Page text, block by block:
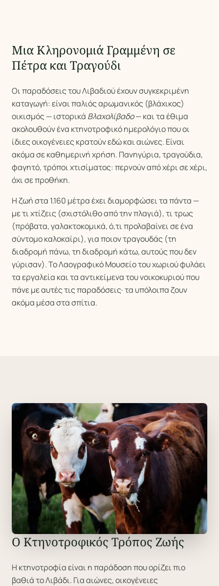
Μια Κληρονομιά Γραμμένη σε
Πέτρα και Τραγούδι
Οι παραδόσεις του Λιβαδιού έχουν συγκεκριμένη
καταγωγή: είναι παλιός αρωμανικός (βλάχικος)
οικισμός — ιστορικά Βλαχολίβαδο— και τα έθιμα
ακολουθούν ένα κτηνοτροφικό ημερολόγιο που οι
ίδιες οικογένειες κρατούν εδώ και αιώνες. Είναι
ακόμα σε καθημερινή χρήση. Πανηγύρια, τραγούδια,
φαγητό, τρόποι χτισίματος: περνούν από χέρι σε χέρι,
όχι σε προθήκη.
Η ζωή στα 1.160 μέτρα έχει διαμορφώσει τα πάντα —
με τι χτίζεις (σχιστόλιθο από την πλαγιά), τι τρως
(πρόβατα, γαλακτοκομικά, ό,τι προλαβαίνει σε ένα
σύντομο καλοκαίρι), για ποιον τραγουδάς (τη
διαδρομή πάνω, τη διαδρομή κάτω, αυτούς που δεν
γύρισαν). Το Λαογραφικό Μουσείο του χωριού φυλάει
τα εργαλεία και τα αντικείμενα του νοικοκυριού που
πάνε με αυτές τις παραδόσεις· τα υπόλοιπα ζουν
ακόμα μέσα στα σπίτια.
Ο Κτηνοτροφικός Τρόπος Ζωής
Η κτηνοτροφία είναι η παράδοση που ορίζει πιο
βαθιά το Λιβάδι. Για αιώνες, οικογένειες